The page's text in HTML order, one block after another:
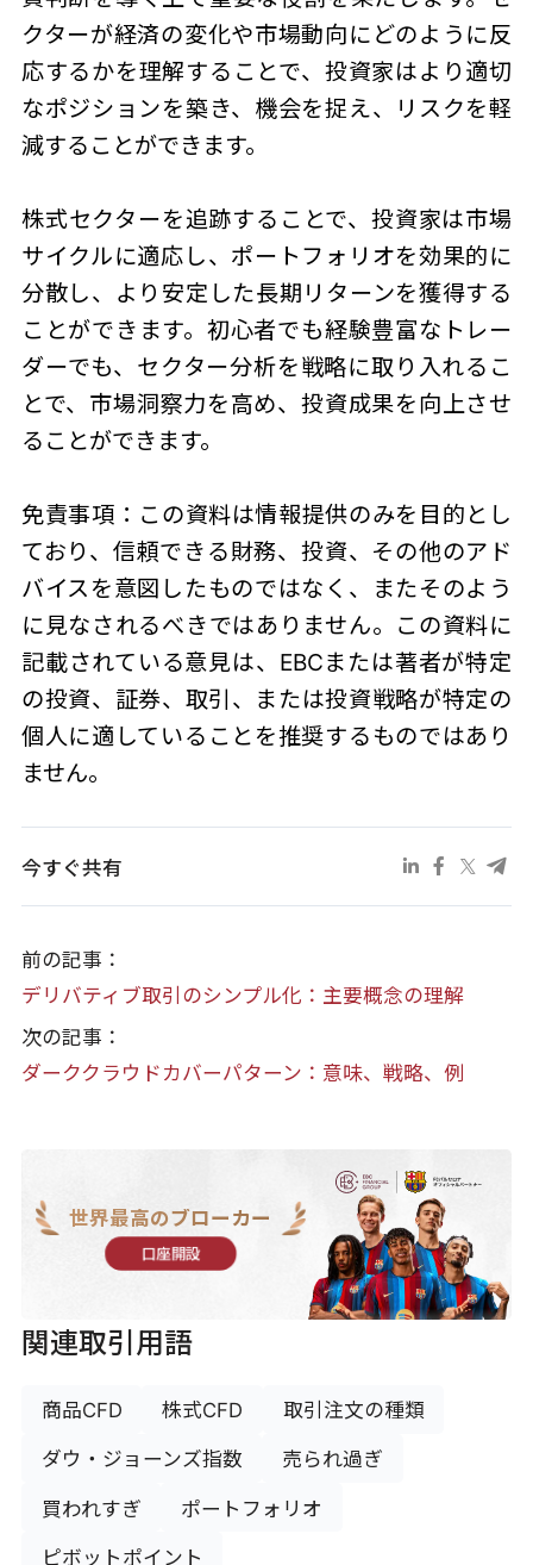
クターが経済の変化や市場動向にどのように反
応するかを理解することで、投資家はより適切
なポジションを築き、機会を捉え、リスクを軽
減することができます。
株式セクターを追跡することで、投資家は市場
サイクルに適応し、ポートフォリオを効果的に
分散し、より安定した長期リターンを獲得する
ことができます。初心者でも経験豊富なトレー
ダーでも、セクター分析を戦略に取り入れるこ
とで、市場洞察力を高め、投資成果を向上させ
ることができます。
免責事項：この資料は情報提供のみを目的とし
ており、信頼できる財務、投資、その他のアド
バイスを意図したものではなく、またそのよう
に見なされるべきではありません。この資料に
記載されている意見は、EBCまたは著者が特定
の投資、証券、取引、または投資戦略が特定の
個人に適していることを推奨するものではあり
ません。
今すぐ共有
前の記事：
デリバティブ取引のシンプル化：主要概念の理解
次の記事：
ダーククラウドカバーパターン：意味、戦略、例
世界最高のブローカー
口座開設
関連取引用語
商品CFD 株式CFD 取引注文の種類
ダウ・ジョーンズ指数 売られ過ぎ
買われすぎ ポートフォリオ
ピボットポイント